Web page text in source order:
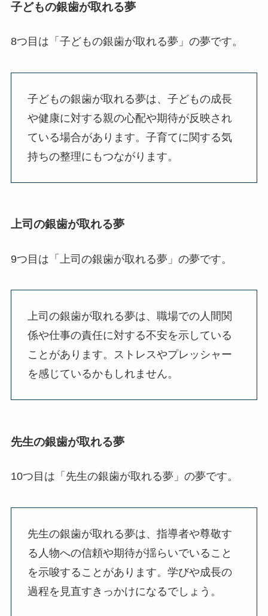
子どもの銀歯が取れる夢
8つ目は「子どもの銀歯が取れる夢」の夢です。
子どもの銀歯が取れる夢は、子どもの成長
や健康に対する親の心配や期待が反映され
ている場合があります。子育てに関する気
持ちの整理にもつながります。
上司の銀歯が取れる夢
9つ目は「上司の銀歯が取れる夢」の夢です。
上司の銀歯が取れる夢は、職場での人間関
係や仕事の責任に対する不安を示している
ことがあります。ストレスやプレッシャー
を感じているかもしれません。
先生の銀歯が取れる夢
10つ目は「先生の銀歯が取れる夢」の夢です。
先生の銀歯が取れる夢は、指導者や尊敬す
る人物への信頼や期待が揺らいでいること
を示唆することがあります。学びや成長の
過程を見直すきっかけになるでしょう。